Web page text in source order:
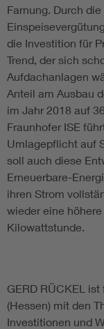
Farnung. Durch
die Investition für
Trend, der sich
Aufdachanlagen
Anteil am Ausbau
im Jahr 2018 auf
Fraunhofer ISE
Umlagepflicht auf
soll auch diese
Erneuerbare-
ihren Strom
wieder eine
Kilowattstunde.
GERD RÜCKEL
(Hessen) mit den
Investitionen und